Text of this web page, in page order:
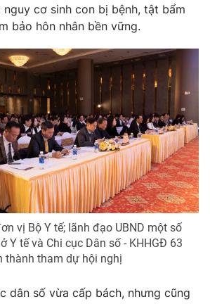
7300.7108
mọi hình thức nếu không có sự chấp
Ghi rõ nguồn VTV.vn khi phát hành lại
nguy cơ sinh con bị bệnh, tật bẩm
bảo hôn nhân bền vững.
vị Bộ Y tế; lãnh đạo UBND một số
Y tế và Chi cục Dân số - KHHGĐ 63
thành tham dự hội nghị
dân số vừa cấp bách, nhưng cũng